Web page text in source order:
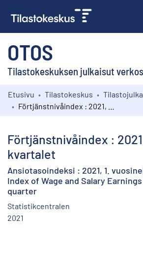
OTOS
Tilastokeskuksen julkaisut
Kokoelmat
Etusivu Tilastokeskus
Förtjänstnivåindex :
kvartalet
Ansiotasoindeksi : 2021, 1.
Index of Wage and Salary Earnings
quarter
Statistikcentralen
2021